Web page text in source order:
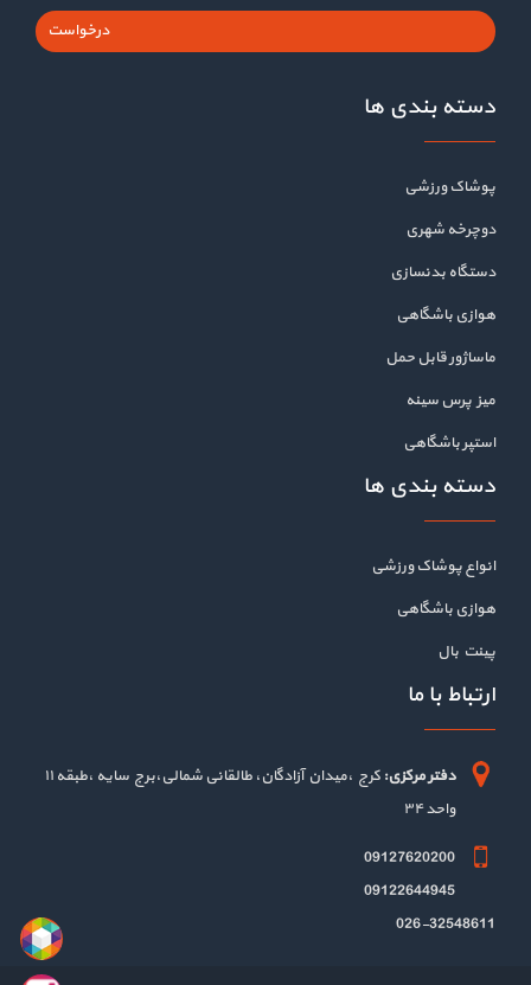
درخواست
دسته بندی ها
پوشاک ورزشی
دوچرخه شهری
دستگاه بدنسازی
هوازی باشگاهی
ماساژور قابل حمل
میز پرس سینه
استپر باشگاهی
دسته بندی ها
انواع پوشاک ورزشی
هوازی باشگاهی
پینت بال
ارتباط با ما
دفتر مرکزی:
کرج ،میدان آزادگان، طالقانی شمالی،برج سایه ،طبقه ۱۱
واحد ۳۴
09127620200
09122644945
026-32548611